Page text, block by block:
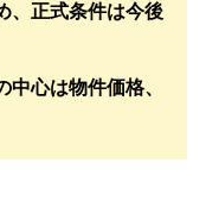
、正式条件は今後
中心は物件価格、